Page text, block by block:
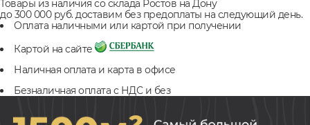
Товары из наличия со склада Ростов на Дону
до 300 000 руб. доставим без предоплаты на следующий день.
Оплата наличными или картой при получении
Картой на сайте
Наличная оплата и карта в офисе
Безналичная оплата с НДС и без